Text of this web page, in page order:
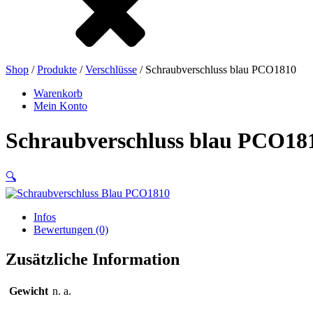
Beutel und Bag-in-Box
Bierflaschen
Shop /Produkte /Verschlüsse / Schraubverschluss blau PCO1810
Warenkorb
Mein Konto
Schraubverschluss blau
🔍
Infos
Bewertungen (0)
Zusätzliche Information
Gewicht n. a.